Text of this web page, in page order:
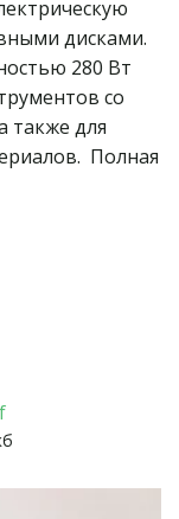
дисками.
280 Вт
со
также для
Полная